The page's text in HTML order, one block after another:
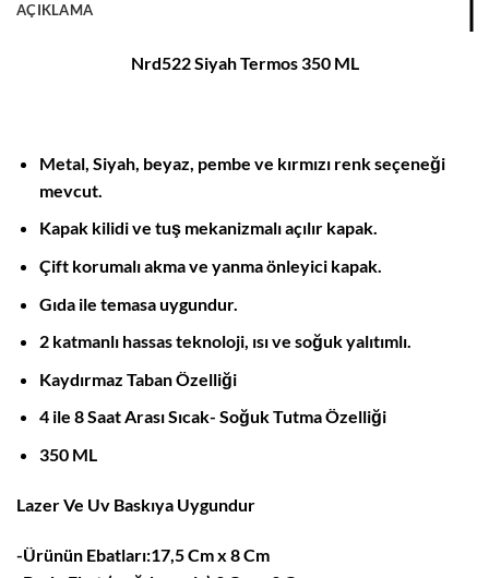
AÇIKLAMA
Nrd522 Siyah Termos 350 ML
Metal, Siyah, beyaz, pembe ve kırmızı renk seçeneği
mevcut.
Kapak kilidi ve tuş mekanizmalı açılır kapak.
Çift korumalı akma ve yanma önleyici kapak.
Gıda ile temasa uygundur.
2 katmanlı hassas teknoloji, ısı ve soğuk yalıtımlı.
Kaydırmaz Taban Özelliği
4 ile 8 Saat Arası Sıcak- Soğuk Tutma Özelliği
350 ML
Lazer Ve Uv Baskıya Uygundur
-Ürünün Ebatları:17,5 Cm x 8 Cm